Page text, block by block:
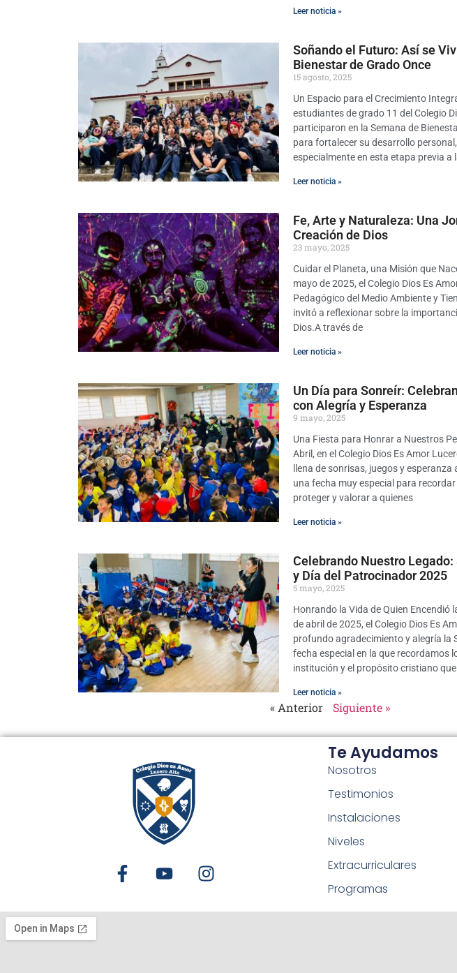
Leer noticia »
Soñando el Futuro: Así se
Bienestar de Grado Once
15 agosto, 2025
Un Espacio para el Crecimiento
estudiantes de grado 11 del Colegio
participaron en la Semana de
para fortalecer su desarrollo
especialmente en esta etapa previa a
Leer noticia »
Fe, Arte y Naturaleza: Una
Creación de Dios
23 mayo, 2025
Cuidar el Planeta, una Misión que
mayo de 2025, el Colegio Dios Es
Pedagógico del Medio Ambiente y
invitó a reflexionar sobre la
Dios.A través de
Leer noticia »
Un Día para Sonreír:
con Alegría y Esperanza
9 mayo, 2025
Una Fiesta para Honrar a Nuestros
Abril, en el Colegio Dios Es Amor
llena de sonrisas, juegos y esperanza
una fecha muy especial para
proteger y valorar a quienes
Leer noticia »
Celebrando Nuestro
y Día del Patrocinador 2025
5 mayo, 2025
Honrando la Vida de Quien Encendió
de abril de 2025, el Colegio Dios Es
profundo agradecimiento y alegría la
fecha especial en la que recordamos
institución y el propósito cristiano que
Leer noticia »
« Anterior Siguiente »
Te Ayudamos
Nosotros
Testimonios
Instalaciones
Niveles
Extracurriculares
Programas